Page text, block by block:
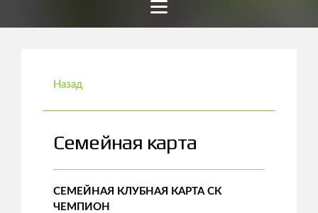
Назад
Семейная карта
СЕМЕЙНАЯ КЛУБНАЯ КАРТА СК
ЧЕМПИОН